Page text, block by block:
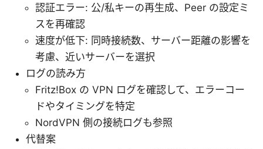
認証エラー: 公/私キーの再生成、Peer の設定ミ
スを再確認
速度が低下: 同時接続数、サーバー距離の影響を
考慮、近いサーバーを選択
ログの読み方
Fritz!Box の VPN ログを確認して、エラーコー
ドやタイミングを特定
NordVPN 側の接続ログも参照
代替案